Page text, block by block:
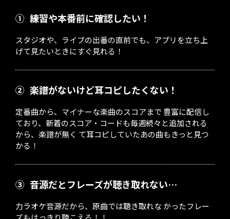
① 練習や本番前に確認したい！
スタジオや、ライブの出番の直前でも、アプリを立ち上
げて見たいときにすぐ見れる！
② 楽譜がないけど耳コピしたくない！
定番曲から、マイナーな楽曲のスコアまで 豊富に配信し
ており、新着のスコア・コードも毎週続々と追加される
から、楽譜が無く て耳コピしていたあの曲もきっと見つ
かる！
③ 音源だとフレーズが聴き取れない…
力ラオケ音源だから、原曲では聴き取れな かったフレー